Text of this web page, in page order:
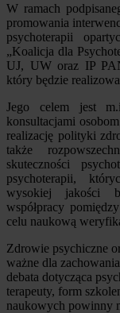
W ramach
promowania
psychoterapii
„Koalicja dla
UJ, UW oraz IP
który będzie
Jego celem jest
konsultacjami
realizację polityki
także
skuteczności
psychoterapii,
wysokiej jakości
współpracy
celu naukową
Zdrowie psychiczne
ważne dla
debata dotycząca
terapeuty, form
naukowych powinny